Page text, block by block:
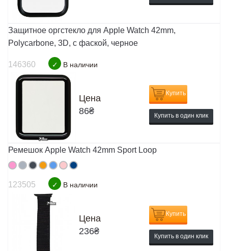
Защитное оргстекло для Apple Watch 42mm,
Polycarbone, 3D, с фаской, черное
146360 ✓ В наличии
Цена
86₴
Купить
Купить в один клик
Ремешок Apple Watch 42mm Sport Loop
123505 ✓ В наличии
Цена
236₴
Купить
Купить в один клик